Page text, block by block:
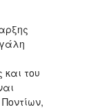
του